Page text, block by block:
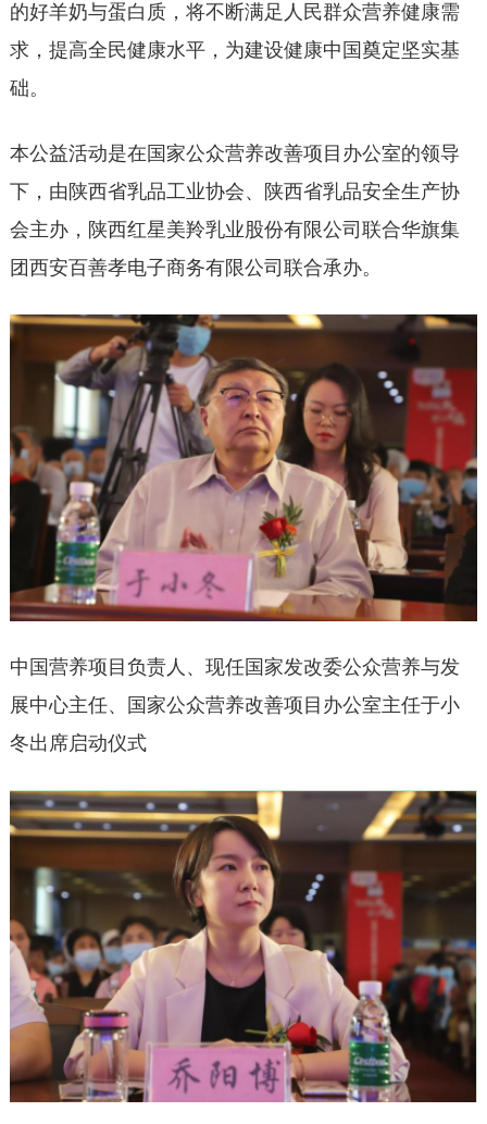
的好羊奶与蛋白质，将不断满足人民群众营养健康需
求，提高全民健康水平，为建设健康中国奠定坚实基
础。
本公益活动是在国家公众营养改善项目办公室的领导
下，由陕西省乳品工业协会、陕西省乳品安全生产协
会主办，陕西红星美羚乳业股份有限公司联合华旗集
团西安百善孝电子商务有限公司联合承办。
中国营养项目负责人、现任国家发改委公众营养与发
展中心主任、国家公众营养改善项目办公室主任于小
冬出席启动仪式